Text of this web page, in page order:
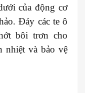
của động cơ
Đáy các te ô
bôi trơn cho
nhiệt và bảo vệ